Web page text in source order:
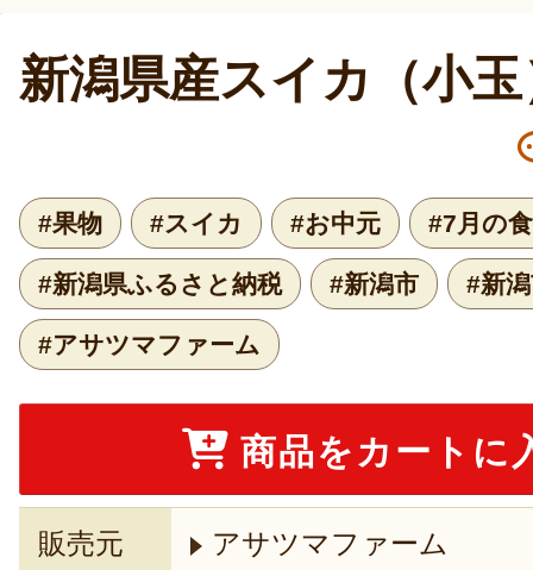
新潟県産スイカ（小
#果物 #スイカ #お中元 #7月の
#新潟県ふるさと納税 #新潟市 #新
#アサツマファーム
商品をカートに
販売元 アサツマファーム